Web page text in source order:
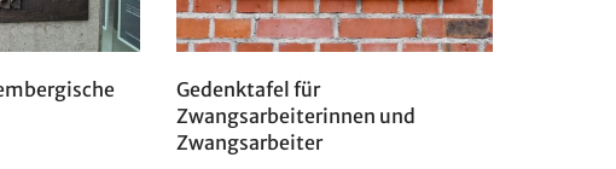
Gedenktafel für
Zwangsarbeiterinnen und
Zwangsarbeiter